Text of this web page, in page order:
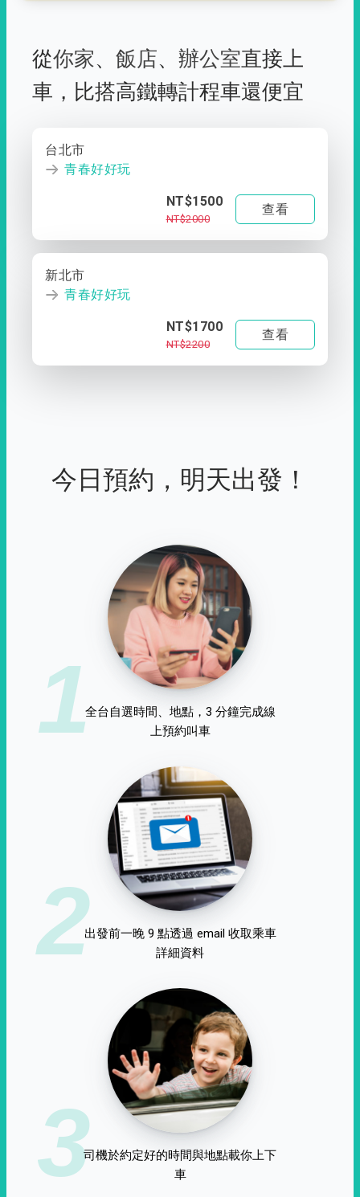
從你家、 飯店、 辦公室直接上
車， 比搭高鐵轉計程車還便宜
台北市
青春好好玩
NT$1500
NT$2000
查看
新北市
青春好好玩
NT$1700
NT$2200
查看
今日預約，明天出發！
1全台自選時間、地點，3 分鐘完成線
上預約叫車
2出發前一晚 9 點透過 email 收取乘車
詳細資料
3司機於約定好的時間與地點載你上下
車